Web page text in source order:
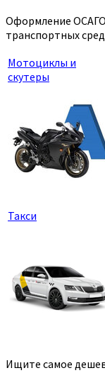
Оформление ОСАГО
транспортных
Мотоциклы и
скутеры
Такси
Ищите самое